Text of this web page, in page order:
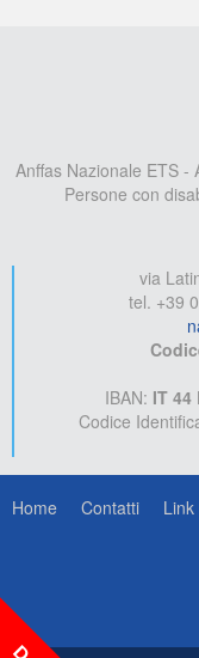
Anffas Nazionale ETS -
Persone con
via
tel. +39
IBAN: IT 44
Codice
Home Contatti